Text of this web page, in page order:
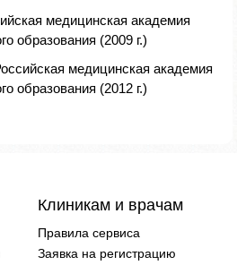
медицинская академия
образования (2009 г.)
медицинская академия
образования (2012 г.)
Клиникам и врачам
Правила сервиса
Заявка на регистрацию